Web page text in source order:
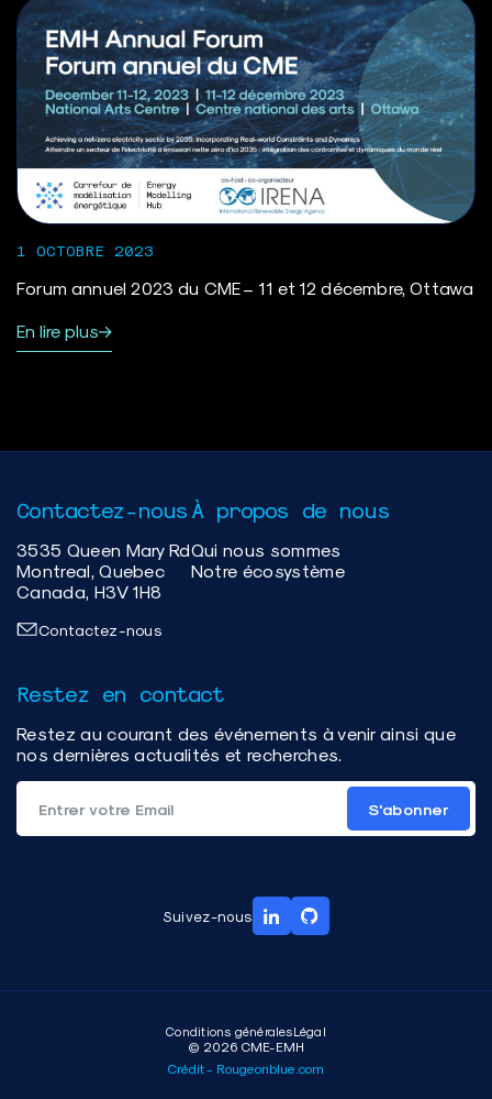
1 OCTOBRE 2023
Forum annuel 2023 du CME – 11 et 12 décembre, Ottawa
En lire plus
Contactez-nous
3535 Queen Mary Rd
Montreal, Quebec
Canada, H3V 1H8
Contactez-nous
À propos de nous
Qui nous sommes
Notre écosystème
Restez en contact
Restez au courant des événements à venir ainsi que
nos dernières actualités et recherches.
S'abonner
Suivez-nous
Conditions généralesLégal
© 2026 CME-EMH
Crédit - Rougeonblue.com